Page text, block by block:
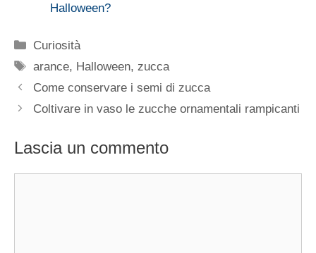
Halloween?
Categorie
Curiosità
Tag
arance, Halloween,zucca
Come conservare i semi di zucca
Coltivare in vaso le zucche ornamentali rampicanti
Lascia un commento